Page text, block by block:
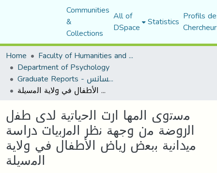
Communities
&
Collections
All of
DSpace Statistics Profils
Home
Faculty of Humanities and Social Sciences
Department of Psychology
Graduate Reports - تقارير الليسانس
ﻣﺳﺗوى اﻟﻣﻬﺎ ارت اﻟﺣﯾﺎﺗﯾﺔ ﻟدى طﻔل اﻟروﺿﺔ ﻣن وﺟﻬﺔ ﻧظر اﻟﻣرﺑﯾﺎت دراﺳﺔ ﻣﯾداﻧﯾﺔ ﺑﺑﻌض رﯾﺎض اﻷطﻔﺎل ﻓﻲ وﻻﯾﺔ اﻟﻣﺳﯾﻠﺔ
ﻣﺳﺗوى اﻟﻣﻬﺎ ارت اﻟﺣﯾﺎﺗﯾﺔ ﻟدى طﻔل
اﻟروﺿﺔ ﻣن وﺟﻬﺔ ﻧظر اﻟﻣرﺑﯾﺎت دراﺳﺔ
ﻣﯾداﻧﯾﺔ ﺑﺑﻌض رﯾﺎض اﻷطﻔﺎل ﻓﻲ وﻻﯾﺔ
اﻟﻣﺳﯾﻠﺔ